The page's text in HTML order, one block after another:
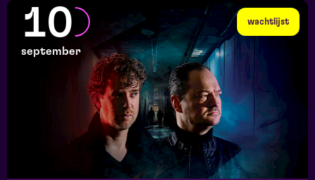
wachtlijst
10
september